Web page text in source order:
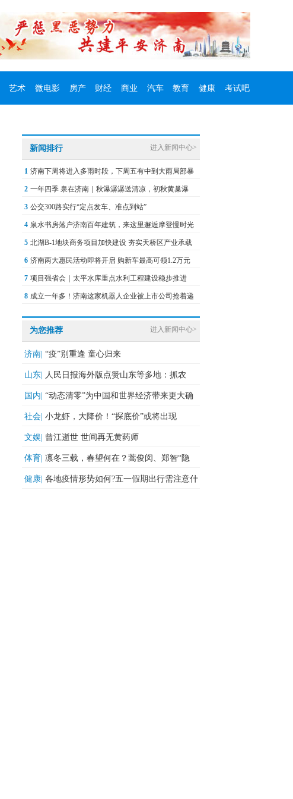
艺术 微电影 房产 财经 商业 汽车 教育 健康 考试吧
新闻排行 进入新闻中心>
1 济南下周将进入多雨时段，下周五有中到大雨局部暴
2 一年四季 泉在济南｜秋瀑潺潺送清凉，初秋黄巢瀑
3 公交300路实行“定点发车、准点到站”
4 泉水书房落户济南百年建筑，来这里邂逅摩登慢时光
5 北湖B-1地块商务项目加快建设 夯实天桥区产业承载
6 济南两大惠民活动即将开启 购新车最高可领1.2万元
7 项目强省会｜太平水库重点水利工程建设稳步推进
8 成立一年多！济南这家机器人企业被上市公司抢着递
为您推荐 进入新闻中心>
济南| “疫”别重逢 童心归来
山东| 人民日报海外版点赞山东等多地：抓农
时，促丰收
国内| “动态清零”为中国和世界经济带来更大确
定性
社会| 小龙虾，大降价！“探底价”或将出现
文娱| 曾江逝世 世间再无黄药师
体育| 凛冬三载，春望何在？蒿俊闵、郑智“隐
身”，金靴之争多变数
健康| 各地疫情形势如何?五一假期出行需注意什